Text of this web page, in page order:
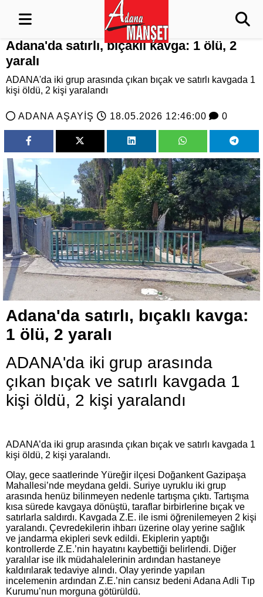
Adana'da satırlı, bıçaklı kavga: 1 ölü, 2
yaralı
ADANA'da iki grup arasında çıkan bıçak ve satırlı kavgada 1
kişi öldü, 2 kişi yaralandı
ADANA AŞAYİŞ 18.05.2026 12:46:00 0
Adana'da satırlı, bıçaklı kavga:
1 ölü, 2 yaralı
ADANA'da iki grup arasında
çıkan bıçak ve satırlı kavgada 1
kişi öldü, 2 kişi yaralandı
ADANA’da iki grup arasında çıkan bıçak ve satırlı kavgada 1
kişi öldü, 2 kişi yaralandı.
Olay, gece saatlerinde Yüreğir ilçesi Doğankent Gazipaşa
Mahallesi’nde meydana geldi. Suriye uyruklu iki grup
arasında henüz bilinmeyen nedenle tartışma çıktı. Tartışma
kısa sürede kavgaya dönüştü, taraflar birbirlerine bıçak ve
satırlarla saldırdı. Kavgada Z.E. ile ismi öğrenilemeyen 2 kişi
yaralandı. Çevredekilerin ihbarı üzerine olay yerine sağlık
ve jandarma ekipleri sevk edildi. Ekiplerin yaptığı
kontrollerde Z.E.’nin hayatını kaybettiği belirlendi. Diğer
yaralılar ise ilk müdahalelerinin ardından hastaneye
kaldırılarak tedaviye alındı. Olay yerinde yapılan
incelemenin ardından Z.E.’nin cansız bedeni Adana Adli Tıp
Kurumu’nun morguna götürüldü.